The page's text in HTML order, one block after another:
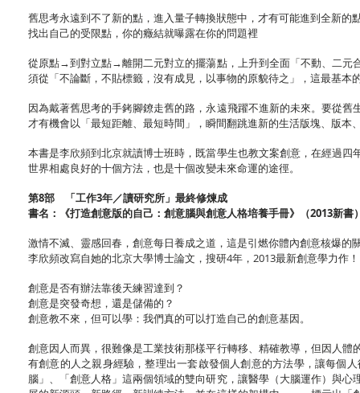
舊思考永遠到不了新的點，進入量子轉換狀態中，才有可能進到全新的
找出自己的受限點，你的癥結就曝露在你的問題裡
從原點→到對立點→離開二元對立的擺蕩點，上升到全面「不動、二元
須從「不論斷，不貼標籤，沒有成見，以事物的原貌待之」，這最基本
因為戴著舊思考的手銬腳鐐走舊的路，永遠飛躍不進新的未來。要從
才有機會以「最短距離、最短時間」，瞬間翻跳進新的生活版塊、版本
本書是李欣頻到北京就讀博士班時，既當學生也教文案創意，在經過
世界相處良好的十個方法，也是十個改變未來命運的途徑。
第8部 「工作3年／讀研究所」最終修煉成
書名：《打造創意版的自己：創意腦與創意人格培養手冊》（2013新書
激情不滅、靈感回春，創意每日養成之道，這是引燃你體內創意核爆的
李欣頻改寫自她的北京大學博士論文，搜研4年，2013最新創意學力作！
創意是否有辦法靠後天練習達到？
創意是突發奇想，還是儲備的？
創意教不來，但可以學：我們真的可以打造自己的創意基因。
創意因人而異，很難像是工業技術那樣平行轉移、精確教導，但因人
有創意的人之親身經驗，整理出一套啟發個人創意的方法學，讓每個
腦」、「創意人格」這兩個領域的雙向研究，讓醫學（大腦運作）與